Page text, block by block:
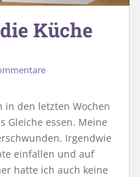
Küche
in den letzten Wochen
Gleiche essen. Meine
Irgendwie
einfallen und auf
hatte ich auch keine